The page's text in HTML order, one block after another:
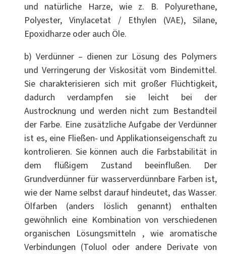
und natürliche Harze, wie z. B. Polyurethane,
Polyester, Vinylacetat / Ethylen (VAE), Silane,
Epoxidharze oder auch Öle.
b) Verdünner – dienen zur Lösung des Polymers
und Verringerung der Viskosität vom Bindemittel.
Sie charakterisieren sich mit großer Flüchtigkeit,
dadurch verdampfen sie leicht bei der
Austrocknung und werden nicht zum Bestandteil
der Farbe. Eine zusätzliche Aufgabe der Verdünner
ist es, eine Fließen- und Applikationseigenschaft zu
kontrolieren. Sie können auch die Farbstabilität in
dem flüßigem Zustand beeinflußen. Der
Grundverdünner für wasserverdünnbare Farben ist,
wie der Name selbst darauf hindeutet, das Wasser.
Ölfarben (anders löslich genannt) enthalten
gewöhnlich eine Kombination von verschiedenen
organischen Lösungsmitteln , wie aromatische
Verbindungen (Toluol oder andere Derivate von